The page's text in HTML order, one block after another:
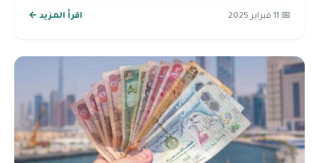
📅 11 فبراير 2025 اقرأ المزيد ←